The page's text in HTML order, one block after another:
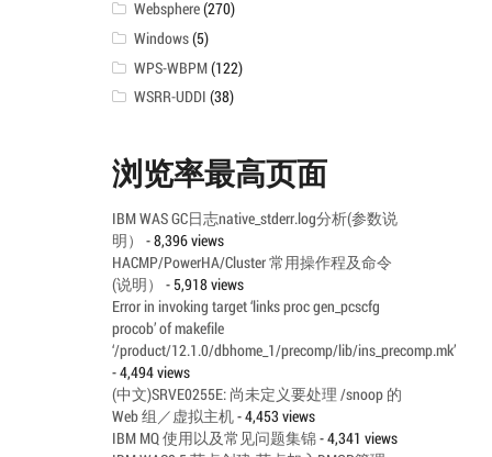
Websphere(270)
Windows(5)
WPS-WBPM(122)
WSRR-UDDI (38)
浏览率最高页面
IBM WAS GC日志native_stderr.log分析(参数说
明）
- 8,396 views
HACMP/PowerHA/Cluster 常用操作程及命令
(说明）
- 5,918 views
Error in invoking target ‘links proc gen_pcscfg
procob’ of makefile
‘/product/12.1.0/dbhome_1/precomp/lib/ins_precomp.mk’
- 4,494 views
(中文)SRVE0255E: 尚未定义要处理 /snoop 的
Web 组／虚拟主机- 4,453 views
IBM MQ 使用以及常见问题集锦- 4,341 views